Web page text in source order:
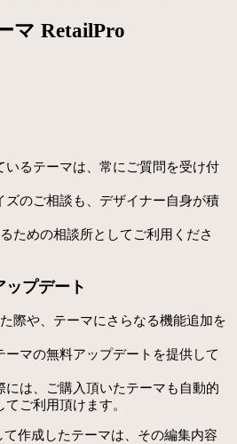
マ RetailPro
いるテーマは、常にご質問を受け付
ズのご相談も、デザイナー自身が積
ための相談所としてご利用くださ
ップデート
際や、テーマにさらなる機能追加を
ーマの無料アップデートを提供して
には、ご購入頂いたテーマも自動的
ご利用頂けます。
作成したテーマは、その編集内容